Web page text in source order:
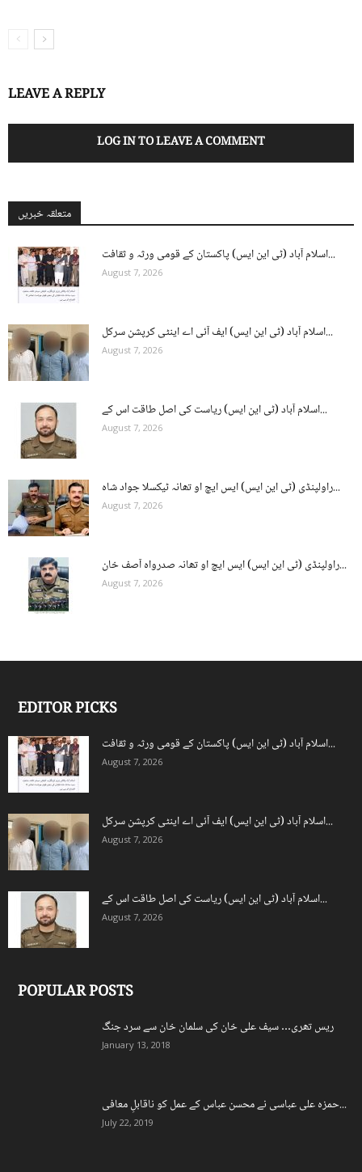
LEAVE A REPLY
LOG IN TO LEAVE A COMMENT
متعلقہ خبریں
اسلام آباد (ٹی این ایس) پاکستان کے قومی ورثہ و ثقافت...
August 7, 2026
اسلام آباد (ٹی این ایس) ایف آئی اے اینٹی کرپشن سرکل...
August 7, 2026
اسلام آباد (ٹی این ایس) ریاست کی اصل طاقت اس کے...
August 7, 2026
راولپنڈی (ٹی این ایس) ایس ایچ او تھانہ ٹیکسلا جواد شاہ...
August 7, 2026
راولپنڈی (ٹی این ایس) ایس ایچ او تھانہ صدرواہ آصف خان...
August 7, 2026
EDITOR PICKS
اسلام آباد (ٹی این ایس) پاکستان کے قومی ورثہ و ثقافت...
August 7, 2026
اسلام آباد (ٹی این ایس) ایف آئی اے اینٹی کرپشن سرکل...
August 7, 2026
اسلام آباد (ٹی این ایس) ریاست کی اصل طاقت اس کے...
August 7, 2026
POPULAR POSTS
ریس تھری… سیف علی خان کی سلمان خان سے سرد جنگ
January 13, 2018
حمزہ علی عباسی نے محسن عباس کے عمل کو ناقابلِ معافی...
July 22, 2019